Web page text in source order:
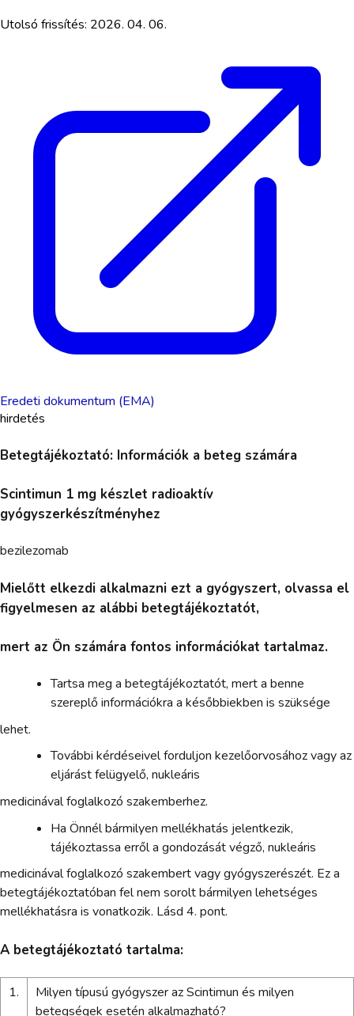
Utolsó frissítés: 2026. 04. 06.
Eredeti dokumentum (EMA)
hirdetés
Betegtájékoztató: Információk a beteg számára
Scintimun 1 mg készlet radioaktív
gyógyszerkészítményhez
bezilezomab
Mielőtt elkezdi alkalmazni ezt a gyógyszert, olvassa el
figyelmesen az alábbi betegtájékoztatót,
mert az Ön számára fontos információkat tartalmaz.
Tartsa meg a betegtájékoztatót, mert a benne
szereplő információkra a későbbiekben is szüksége
lehet.
További kérdéseivel forduljon kezelőorvosához vagy az
eljárást felügyelő, nukleáris
medicinával foglalkozó szakemberhez.
Ha Önnél bármilyen mellékhatás jelentkezik,
tájékoztassa erről a gondozását végző, nukleáris
medicinával foglalkozó szakembert vagy gyógyszerészét. Ez a
betegtájékoztatóban fel nem sorolt bármilyen lehetséges
mellékhatásra is vonatkozik. Lásd 4. pont.
A betegtájékoztató tartalma:
1.
Milyen típusú gyógyszer az Scintimun és milyen
betegségek esetén alkalmazható?